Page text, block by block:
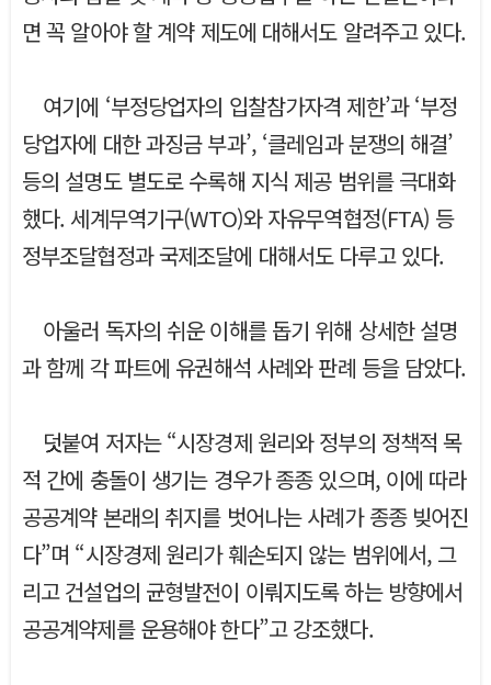
면 꼭 알아야 할 계약 제도에 대해서도 알려주고 있다.
여기에 ‘부정당업자의 입찰참가자격 제한’과 ‘부정
당업자에 대한 과징금 부과’, ‘클레임과 분쟁의 해결’
등의 설명도 별도로 수록해 지식 제공 범위를 극대화
했다. 세계무역기구(WTO)와 자유무역협정(FTA) 등
정부조달협정과 국제조달에 대해서도 다루고 있다.
아울러 독자의 쉬운 이해를 돕기 위해 상세한 설명
과 함께 각 파트에 유권해석 사례와 판례 등을 담았다.
덧붙여 저자는 “시장경제 원리와 정부의 정책적 목
적 간에 충돌이 생기는 경우가 종종 있으며, 이에 따라
공공계약 본래의 취지를 벗어나는 사례가 종종 빚어진
다”며 “시장경제 원리가 훼손되지 않는 범위에서, 그
리고 건설업의 균형발전이 이뤄지도록 하는 방향에서
공공계약제를 운용해야 한다”고 강조했다.